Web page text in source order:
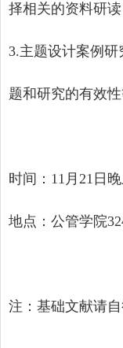
择相关的资料研
3.主题设计案例研
题和研究的有效
时间： 11 月 21 日
地点：公管学院
注：基础文献请